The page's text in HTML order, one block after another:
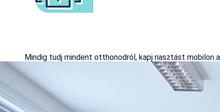
Mindig tudj mindent otthonodról, kapj riasztást mobilon